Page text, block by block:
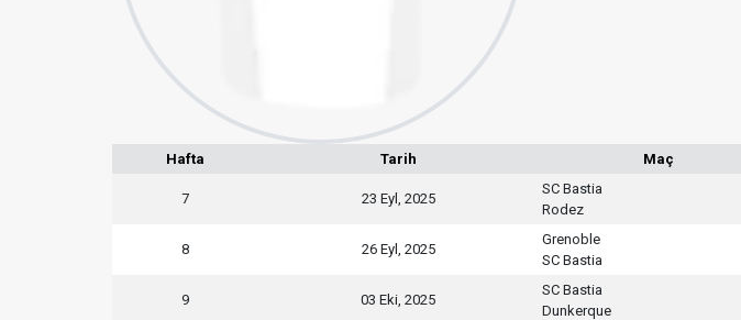
Hafta Tarih Maç
7 23 Eyl, 2025
SC Bastia
Rodez
8 26 Eyl, 2025
Grenoble
SC Bastia
9 03 Eki, 2025
SC Bastia
Dunkerque